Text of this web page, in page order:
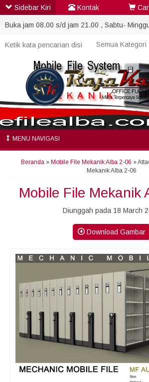
Buka jam 08.00 s/d jam 21.00 , Sabtu-
MENU NAVIGASI
Beranda » Mobile File Mekanik Alba 2-06 »
Mekanik Alba 2-06
Mobile File Mekanik
Diunggah pada 18 March
Download Gambar
Sidebar Kiri Kontak